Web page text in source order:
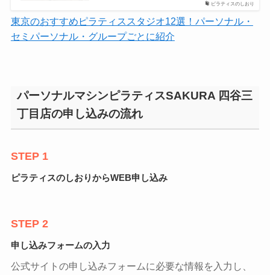
ピラティスのしおり
東京のおすすめピラティススタジオ12選！パーソナル・
セミパーソナル・グループごとに紹介
パーソナルマシンピラティスSAKURA 四谷三
丁目店の申し込みの流れ
STEP 1
ピラティスのしおりからWEB申し込み
STEP 2
申し込みフォームの入力
公式サイトの申し込みフォームに必要な情報を入力し、